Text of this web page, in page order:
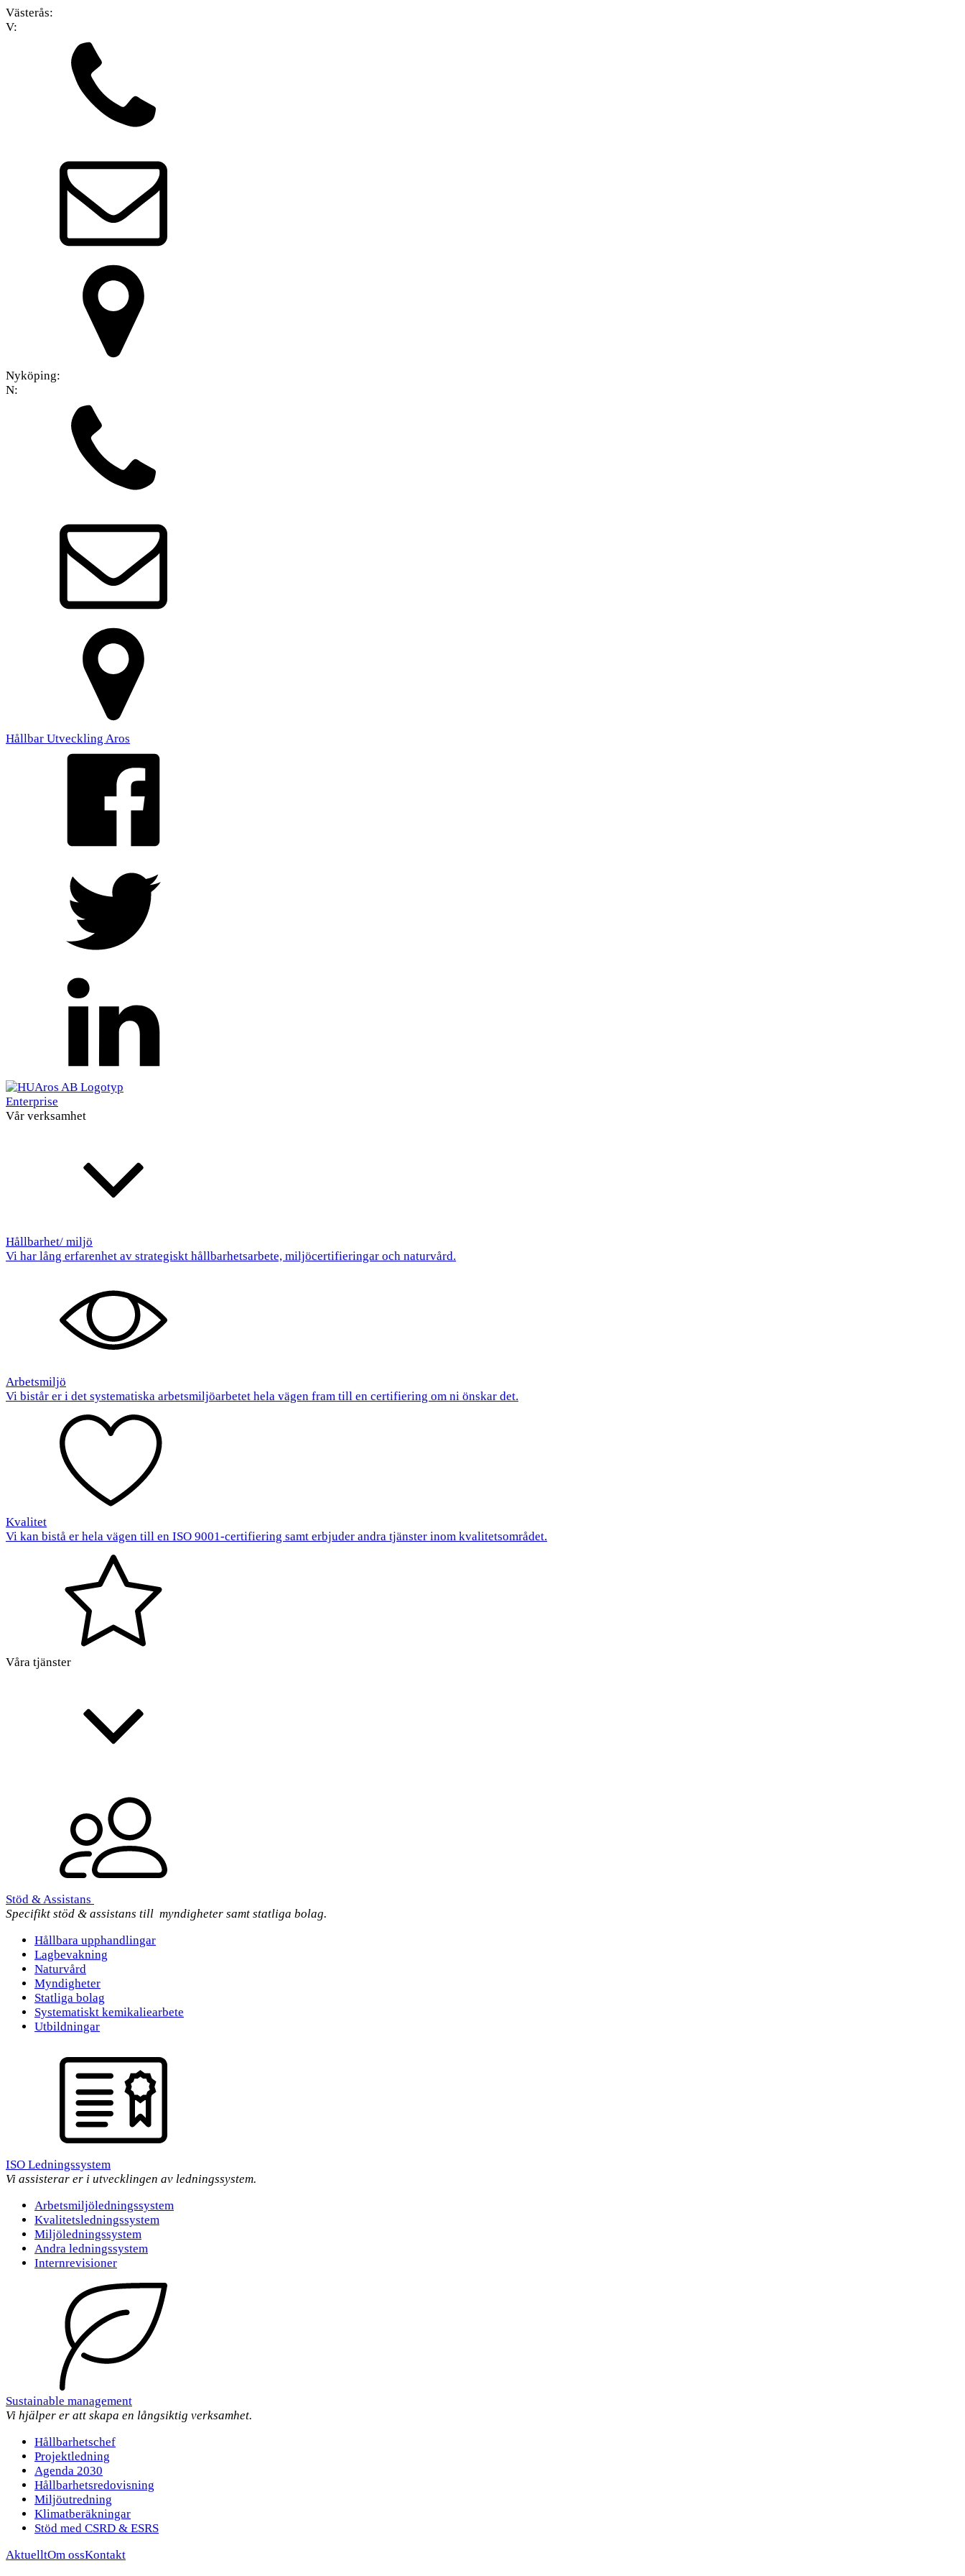
Västerås:
V:
Nyköping:
N:
Hållbar Utveckling Aros
Enterprise
Vår verksamhet
Hållbarhet/ miljö
Vi har lång erfarenhet av strategiskt hållbarhetsarbete, miljöcertifieringar och naturvård.
Arbetsmiljö
Vi bistår er i det systematiska arbetsmiljöarbetet hela vägen fram till en certifiering om ni önskar det.
Kvalitet
Vi kan bistå er hela vägen till en ISO 9001-certifiering samt erbjuder andra tjänster inom kvalitetsområdet.
Våra tjänster
Stöd & Assistans
Specifikt stöd & assistans till myndigheter samt statliga bolag.
Hållbara upphandlingar
Lagbevakning
Naturvård
Myndigheter
Statliga bolag
Systematiskt kemikaliearbete
Utbildningar
ISO Ledningssystem
Vi assisterar er i utvecklingen av ledningssystem.
Arbetsmiljöledningssystem
Kvalitetsledningssystem
Miljöledningssystem
Andra ledningssystem
Internrevisioner
Sustainable management
Vi hjälper er att skapa en långsiktig verksamhet.
Hållbarhetschef
Projektledning
Agenda 2030
Hållbarhetsredovisning
Miljöutredning
Klimatberäkningar
Stöd med CSRD & ESRS
AktuelltOm ossKontakt